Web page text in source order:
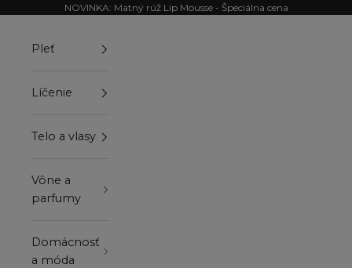
Preskočiť na obsahNOVINKA: Matný rúž Lip Mousse - Špeciálna cena
Pleť
Líčenie
Telo a vlasy
Vône a
parfumy
Domácnosť
a móda